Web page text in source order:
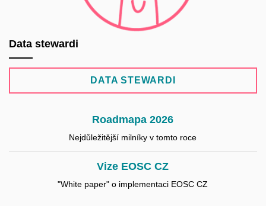
Data stewardi
DATA STEWARDI
Roadmapa 2026
Nejdůležitější milníky v tomto roce
Vize EOSC CZ
"White paper" o implementaci EOSC CZ